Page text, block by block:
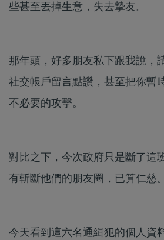
些甚至丟掉生意，失去摯友。
那年頭，好多朋友私下跟我說，
社交帳戶留言點讚，甚至把你暫
不必要的攻擊。
對比之下，今次政府只是斷了這
有斬斷他們的朋友圈，已算仁慈。
今天看到這六名通緝犯的個人資